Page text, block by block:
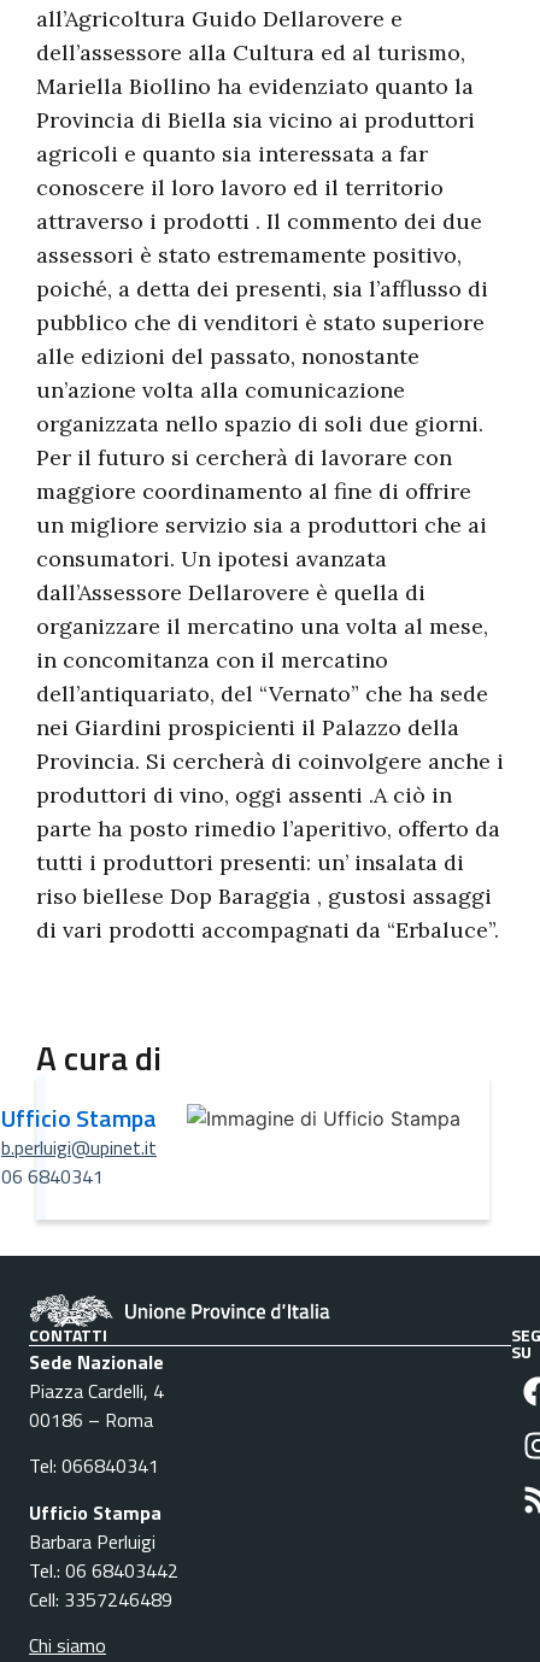
all’Agricoltura Guido Dellarovere e
dell’assessore alla Cultura ed al turismo,
Mariella Biollino ha evidenziato quanto la
Provincia di Biella sia vicino ai produttori
agricoli e quanto sia interessata a far
conoscere il loro lavoro ed il territorio
attraverso i prodotti . Il commento dei due
assessori è stato estremamente positivo,
poiché, a detta dei presenti, sia l’afflusso di
pubblico che di venditori è stato superiore
alle edizioni del passato, nonostante
un’azione volta alla comunicazione
organizzata nello spazio di soli due giorni.
Per il futuro si cercherà di lavorare con
maggiore coordinamento al fine di offrire
un migliore servizio sia a produttori che ai
consumatori. Un ipotesi avanzata
dall’Assessore Dellarovere è quella di
organizzare il mercatino una volta al mese,
in concomitanza con il mercatino
dell’antiquariato, del “Vernato” che ha sede
nei Giardini prospicienti il Palazzo della
Provincia. Si cercherà di coinvolgere anche i
produttori di vino, oggi assenti .A ciò in
parte ha posto rimedio l’aperitivo, offerto da
tutti i produttori presenti: un’ insalata di
riso biellese Dop Baraggia , gustosi assaggi
di vari prodotti accompagnati da “Erbaluce”.
A cura di
Ufficio Stampa
b.perluigi@upinet.it
06 6840341
CONTATTI
Sede Nazionale
Piazza Cardelli, 4
00186 – Roma
Tel: 066840341
Ufficio Stampa
Barbara Perluigi
Tel.: 06 68403442
Cell: 3357246489
Chi siamo
SU